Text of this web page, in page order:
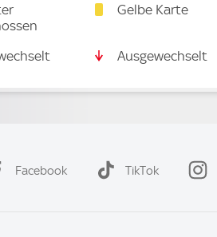
Gelbe Karte
Ausgewechselt
Facebook TikTok